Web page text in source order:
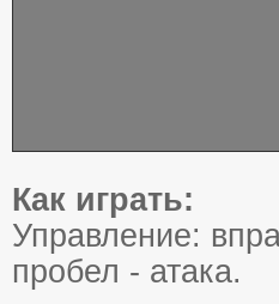
Как играть:
Управление:
пробел - атака.